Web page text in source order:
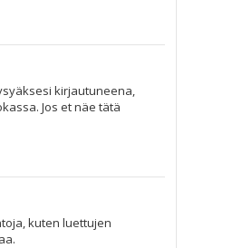
kirjautuneena,
Jos et näe tätä
kuten luettujen